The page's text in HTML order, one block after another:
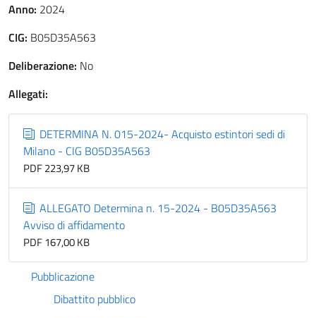
Anno: 2024
CIG: B05D35A563
Deliberazione: No
Allegati:
DETERMINA N. 015-2024- Acquisto estintori sedi di
Milano - CIG B05D35A563
PDF 223,97 KB
ALLEGATO Determina n. 15-2024 - B05D35A563
Avviso di affidamento
PDF 167,00 KB
Pubblicazione
Dibattito pubblico